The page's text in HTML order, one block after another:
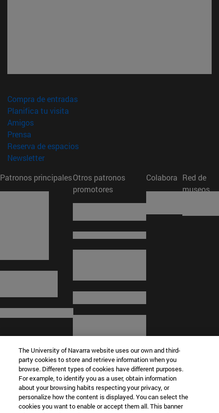
Compra de entradas(abre en nueva ventana)
Planifica tu visita
Amigos(abre en nueva ventana)
Prensa
Reserva de espacios(abre en nueva ventana)
Newsletter(abre en nueva ventana)
Patronos principalesOtros patronos
promotores
Colabora Red de
museos
© Universidad de Navarra
The University of Navarra website uses our own and third-
party cookies to store and retrieve information when you
browse. Different types of cookies have different purposes.
For example, to identify you as a user, obtain information
about your browsing habits respecting your privacy, or
personalize how the content is displayed. You can select the
cookies you want to enable or accept them all. This banner